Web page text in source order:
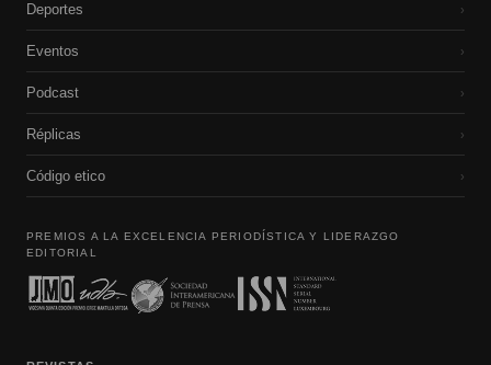
Deportes ›
Eventos ›
Podcast ›
Réplicas ›
Código etico ›
PREMIOS A LA EXCELENCIA PERIODÍSTICA Y LIDERAZGO
EDITORIAL